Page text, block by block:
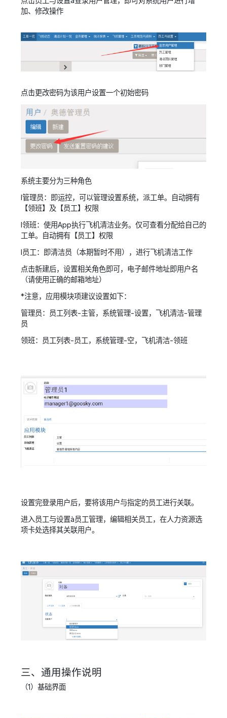
加、修改操作
点击更改密码为该用户设置一个初始密码
系统主要分为三种角色
l管理员：
即运控，可以管理设置系统，派工单。自动拥有
【领班】及【员工】权限
l领班： 使用App执行飞机清洁业务。仅可查看分配给自己的
工单。自动拥有【员工】权限
l员工：
即清洁员（本期暂时不用），进行飞机清洁工作
点击新建后，设置相关角色即可，电子邮件地址即用户名
（请使用正确的邮箱地址）
*注意，应用模块项建议设置如下：
管理员：员工列表-主管，系统管理-设置，飞机清洁-管理
员
领班：员工列表-员工，系统管理-空，飞机清洁-领班
设置完登录用户后，要将该用户与指定的员工进行关联。
进入员工与设置à员工管理，编辑相关员工，在人力资源选
项卡处选择其关联用户。
三、通用操作说明
（1）基础界面